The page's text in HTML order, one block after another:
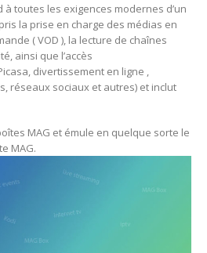
à toutes les exigences modernes d’un
la prise en charge des médias en
( VOD ), la lecture de chaînes
ainsi que l’accès
divertissement en ligne ,
réseaux sociaux et autres) et inclut
MAG et émule en quelque sorte le
MAG.